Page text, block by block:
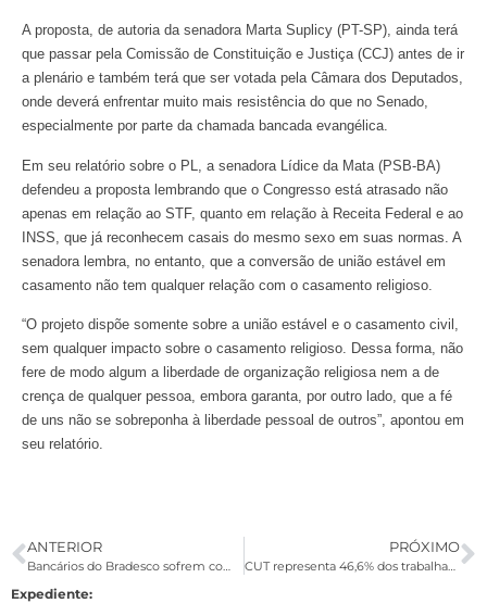
A proposta, de autoria da senadora Marta Suplicy (PT-SP), ainda terá
que passar pela Comissão de Constituição e Justiça (CCJ) antes de ir
a plenário e também terá que ser votada pela Câmara dos Deputados,
onde deverá enfrentar muito mais resistência do que no Senado,
especialmente por parte da chamada bancada evangélica.
Em seu relatório sobre o PL, a senadora Lídice da Mata (PSB-BA)
defendeu a proposta lembrando que o Congresso está atrasado não
apenas em relação ao STF, quanto em relação à Receita Federal e ao
INSS, que já reconhecem casais do mesmo sexo em suas normas. A
senadora lembra, no entanto, que a conversão de união estável em
casamento não tem qualquer relação com o casamento religioso.
“O projeto dispõe somente sobre a união estável e o casamento civil,
sem qualquer impacto sobre o casamento religioso. Dessa forma, não
fere de modo algum a liberdade de organização religiosa nem a de
crença de qualquer pessoa, embora garanta, por outro lado, que a fé
de uns não se sobreponha à liberdade pessoal de outros”, apontou em
seu relatório.
ANTERIOR PRÓXIMO
CUT representa 46,6% dos trabalhadores de sindicatos filiados a centrais
Expediente: